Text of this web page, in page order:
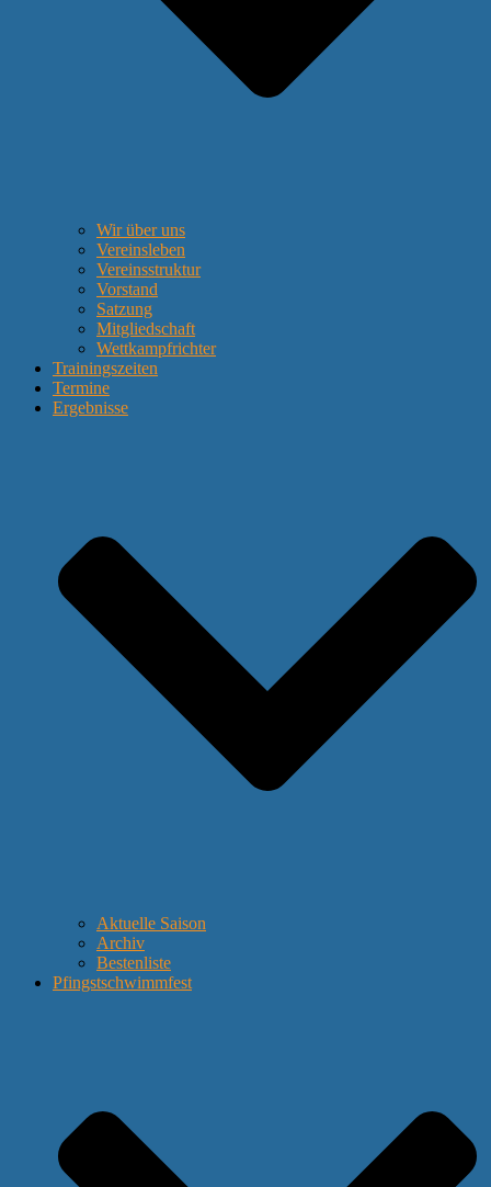
Wir über uns
Vereinsleben
Vereinsstruktur
Vorstand
Satzung
Mitgliedschaft
Wettkampfrichter
Trainingszeiten
Termine
Ergebnisse
Aktuelle Saison
Archiv
Bestenliste
Pfingstschwimmfest